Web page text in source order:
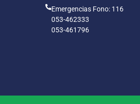
Emergencias Fono: 116
053-462333
053-461796